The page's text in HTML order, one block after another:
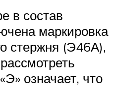
в состав
маркировка
стержня (Э46А),
означает, что